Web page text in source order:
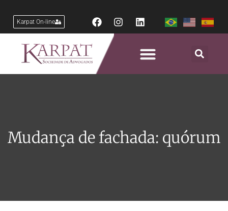
Karpat On-line
Mudança de fachada: quórum